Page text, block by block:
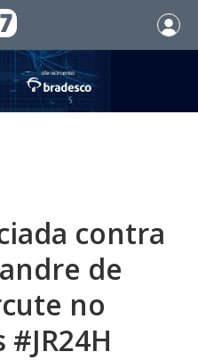
contra
de
no